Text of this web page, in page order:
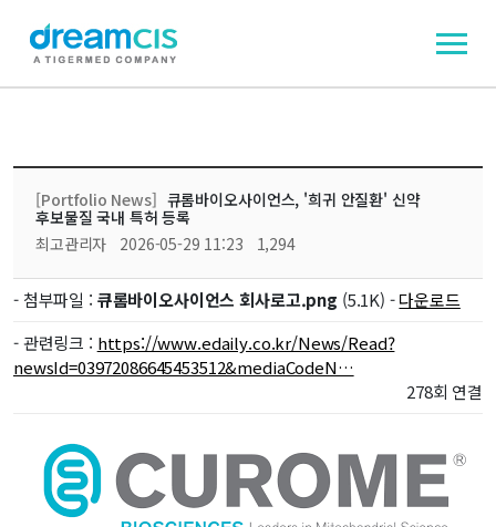
[Portfolio News] 큐롬바이오사이언스, '희귀 안질환' 신약
후보물질 국내 특허 등록
최고관리자
2026-05-29 11:23 1,294
- 첨부파일 : 큐롬바이오사이언스 회사로고.png (5.1K) -다운로드
- 관련링크 : https://www.edaily.co.kr/News/Read?
newsId=03972086645453512&mediaCodeN…
278회 연결